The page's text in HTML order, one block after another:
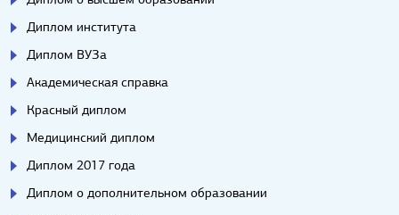
Диплом института
Диплом ВУЗа
Академическая справка
Красный диплом
Медицинский диплом
Диплом 2017 года
Диплом о дополнительном образовании